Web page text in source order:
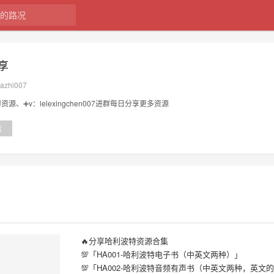
源、➕v：lelexingchen007进群每日分享更多资源
🔥分享哈利波特资源合集
💯「HA001-哈利波特电子书（中英文两种）」
💯「HA002-哈利波特音频有声书（中英文两种，英文